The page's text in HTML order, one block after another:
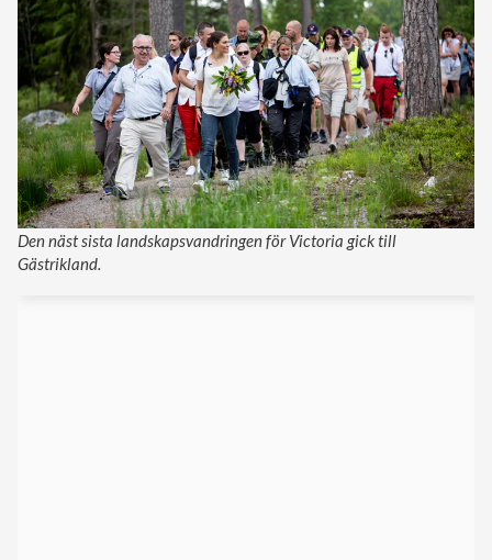
Den näst sista landskapsvandringen för Victoria gick till
Gästrikland.